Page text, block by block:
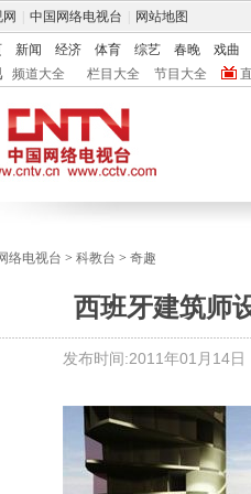
中国网络电视台 网站地图
新闻 经济 体育 综艺 春晚
戏曲
频道大全 栏目大全 节目大全
络电视台 > 科教台 > 奇趣
西班牙建筑师
发布时间:2011年01月14